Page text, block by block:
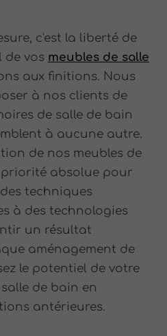
c'est la liberté de
de vos meubles de salle
aux finitions. Nous
à nos clients de
de salle de bain
à aucune autre.
de nos meubles de
absolue pour
techniques
à des technologies
un résultat
aménagement de
le potentiel de votre
de bain en
antérieures.